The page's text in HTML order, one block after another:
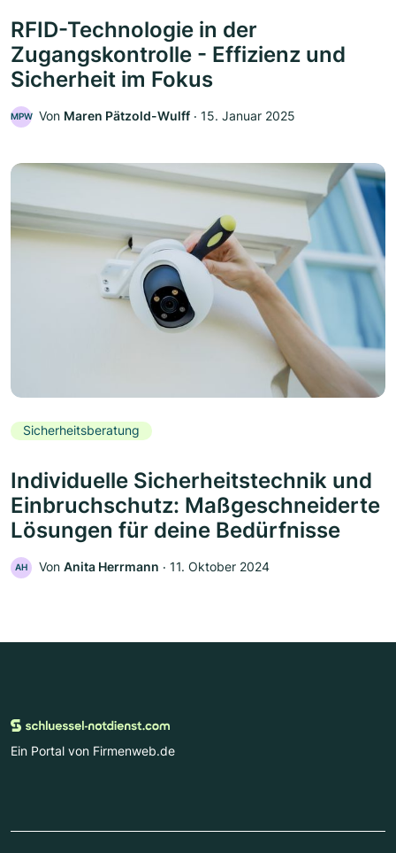
RFID-Technologie in der
Zugangskontrolle - Effizienz und
Sicherheit im Fokus
MPW Von Maren Pätzold-Wulff ‧ 15. Januar 2025
Sicherheitsberatung
Individuelle Sicherheitstechnik und
Einbruchschutz: Maßgeschneiderte
Lösungen für deine Bedürfnisse
AH Von Anita Herrmann ‧ 11. Oktober 2024
Ein Portal von Firmenweb.de